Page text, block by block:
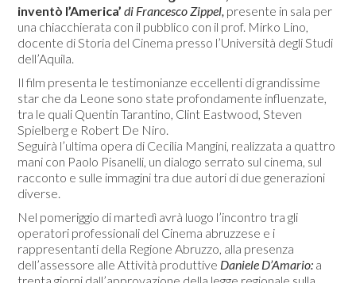
inventò l’America’ di Francesco Zippel, presente in sala per
una chiacchierata con il pubblico con il prof. Mirko Lino,
docente di Storia del Cinema presso l’Università degli Studi
dell’Aquila.
Il film presenta le testimonianze eccellenti di grandissime
star che da Leone sono state profondamente influenzate,
tra le quali Quentin Tarantino, Clint Eastwood, Steven
Spielberg e Robert De Niro.
Seguirà l’ultima opera di Cecilia Mangini, realizzata a quattro
mani con Paolo Pisanelli, un dialogo serrato sul cinema, sul
racconto e sulle immagini tra due autori di due generazioni
diverse.
Nel pomeriggio di martedì avrà luogo l’incontro tra gli
operatori professionali del Cinema abruzzese e i
rappresentanti della Regione Abruzzo, alla presenza
dell’assessore alle Attività produttive Daniele D’Amario: a